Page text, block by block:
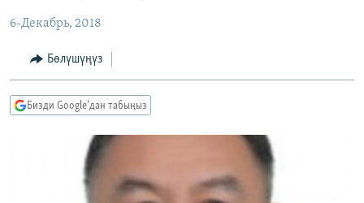
МАДАНИЯТ
ТВ ПРОГРАММАЛАР
БҮГҮН АЗАТТЫКТА
ЭЖЕ-СИҢДИЛЕР
ПОДКАСТ
ОНЛАЙН ШЕРИНЕ
6-Декабрь, 2018
Бөлүшүңүз
Бизди Google'дан табыңыз